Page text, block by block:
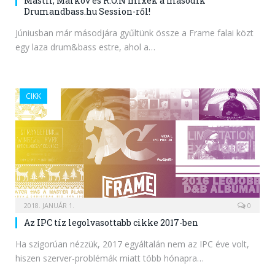
Drumandbass.hu Session-ről!
Júniusban már másodjára gyűltünk össze a Frame falai közt
egy laza drum&bass estre, ahol a…
CIKK
2018. JANUÁR 1. 0
Az IPC tíz legolvasottabb cikke 2017-ben
Ha szigorúan nézzük, 2017 egyáltalán nem az IPC éve volt,
hiszen szerver-problémák miatt több hónapra…